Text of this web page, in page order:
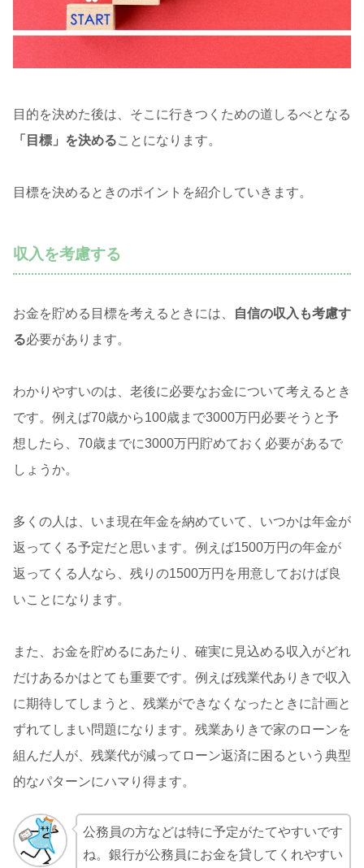
目的を決めた後は、そこに行きつくための道しるべとなる
「目標」を決めることになります。
目標を決めるときのポイントを紹介していきます。
収入を考慮する
お金を貯める目標を考えるときには、
自信の収入も考慮す
る必要があります。
わかりやすいのは、老後に必要なお金について考えるとき
です。例えば70歳から100歳まで3000万円必要そうと予
想したら、70歳までに3000万円貯めておく必要があるで
しょうか。
多くの人は、いま現在年金を納めていて、いつかは年金が
返ってくる予定だと思います。例えば1500万円の年金が
返ってくる人なら、残りの1500万円を用意しておけば良
いことになります。
また、お金を貯めるにあたり、確実に見込める収入がどれ
だけあるかはとても重要です。例えば残業代ありきで収入
に期待してしまうと、残業ができなくなったときに計画と
ずれてしまい問題になります。残業ありきで家のローンを
組んだ人が、残業代が減ってローン返済に困るという典型
的なパターンにハマり得ます。
公務員の方などは特に予定がたてやすいです
ね。銀行が公務員にお金を貸してくれやすい